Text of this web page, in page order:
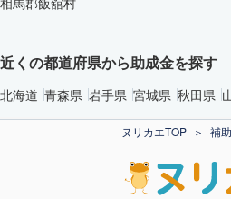
近くの都道府県から助成金を探す
北海道 青森県 岩手県 宮城県 秋田県
ヌリカエTOP 補